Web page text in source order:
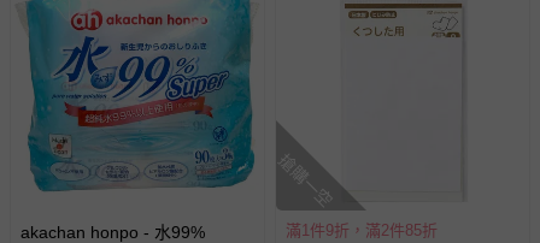
akachan honpo - 水99%
搶購一空
滿1件9折，滿2件85折